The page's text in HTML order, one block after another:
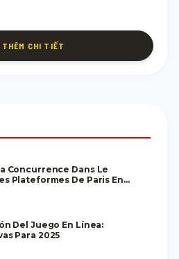
sắc nét và ổn định.
13 Pro Max
MagSafe 15W và Lightning 20W
việc sạc nhanh hàng ngày.
xứ rõ ràng minh bạch tại Minh
THÊM CHI TIẾT
Concurrence Dans Le
Plateformes De Paris En
Del Juego En Línea:
Para 2025